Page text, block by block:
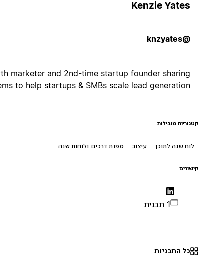
Kenzie Yates
Growth marketer and 2nd-time startup founder sharing
systems to help startups & SMBs scale lead generation!
קטגוריות מובילות
לוח שנה לתוכן עיצוב מפות דרכים ולוחות שנה
כל התבניות